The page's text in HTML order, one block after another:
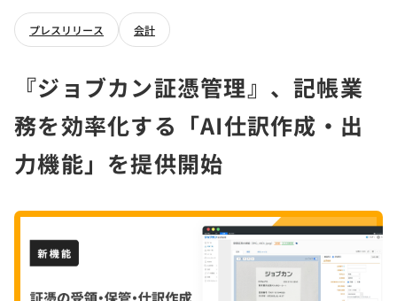
プレスリリース 会計
『ジョブカン証憑管理』、記帳業
務を効率化する「AI仕訳作成・出
力機能」を提供開始